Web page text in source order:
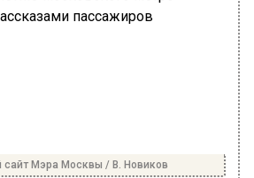
Мэра Москвы / В. Новиков